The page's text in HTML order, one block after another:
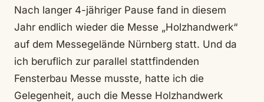
Nach langer 4-jähriger Pause fand in diesem
Jahr endlich wieder die Messe „Holzhandwerk“
auf dem Messegelände Nürnberg statt. Und da
ich beruflich zur parallel stattfindenden
Fensterbau Messe musste, hatte ich die
Gelegenheit, auch die Messe Holzhandwerk